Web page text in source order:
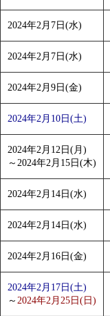
2024年2月7日(水)
2024年2月7日(水)
2024年2月9日(金)
2024年2月10日(土)
2024年2月12日(月)
～ 2024年2月15日(木)
2024年2月14日(水)
2024年2月14日(水)
2024年2月16日(金)
2024年2月17日(土)
～ 2024年2月25日(日)